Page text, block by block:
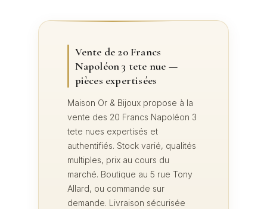
Vente de 20 Francs
Napoléon 3 tete nue —
pièces expertisées
Maison Or & Bijoux propose à la
vente des 20 Francs Napoléon 3
tete nues expertisés et
authentifiés. Stock varié, qualités
multiples, prix au cours du
marché. Boutique au 5 rue Tony
Allard, ou commande sur
demande. Livraison sécurisée